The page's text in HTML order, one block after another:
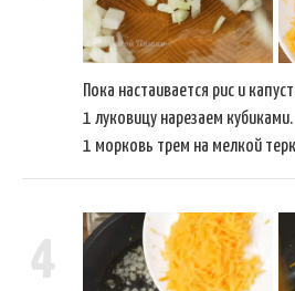
Пока настаивается рис и
1 луковицу нарезаем кубиками.
1 морковь трем на мелкой
4